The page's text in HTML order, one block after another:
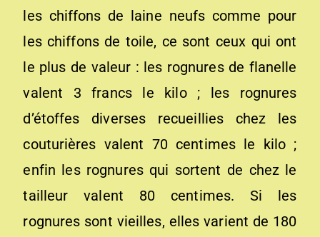
les chiffons de laine neufs comme pour
les chiffons de toile, ce sont ceux qui ont
le plus de valeur : les rognures de flanelle
valent 3 francs le kilo ; les rognures
d’étoffes diverses recueillies chez les
couturières valent 70 centimes le kilo ;
enfin les rognures qui sortent de chez le
tailleur valent 80 centimes. Si les
rognures sont vieilles, elles varient de 180